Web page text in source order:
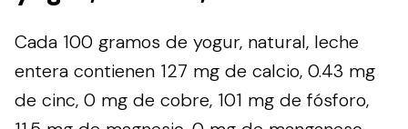
Cada 100 gramos de yogur, natural, leche
entera contienen 127 mg de calcio, 0.43 mg
de cinc, 0 mg de cobre, 101 mg de fósforo,